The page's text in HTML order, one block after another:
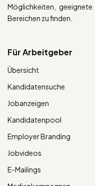
Möglichkeiten,
Bereichen zu finden.
Für Arbeitgeber
Übersicht
Kandidatensuche
Jobanzeigen
Kandidatenpool
Employer Branding
Jobvideos
E-Mailings